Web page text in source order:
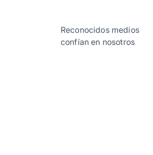
Vendedor
Reconocidos medios
confían en nosotros